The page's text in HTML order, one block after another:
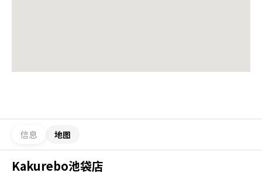
信息 地图
Kakurebo池袋店